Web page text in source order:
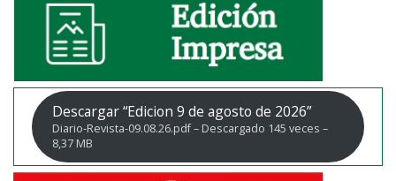
Descargar “Edicion 9 de agosto de 2026”
Diario-Revista-09.08.26.pdf – Descargado 145 veces –
8,37 MB